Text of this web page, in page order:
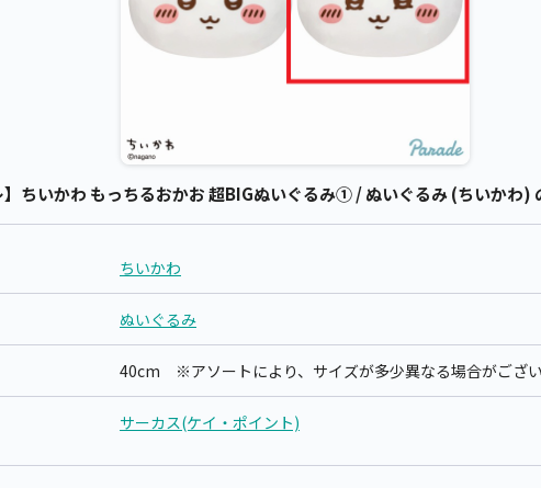
】ちいかわ もっちるおかお 超BIGぬいぐるみ① / ぬいぐるみ (ちいかわ)
ちいかわ
ぬいぐるみ
40cm ※アソートにより、サイズが多少異なる場合がござい
サーカス(ケイ・ポイント)